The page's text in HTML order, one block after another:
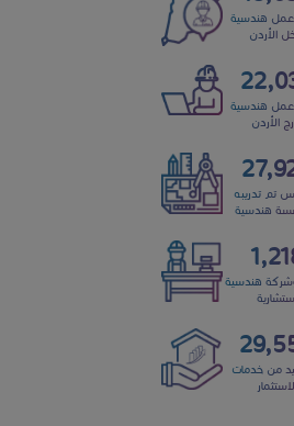
هندسية
الأردن
هندسية
الأردن
تم تدريبه
هندسية
هندسية
من خدمات